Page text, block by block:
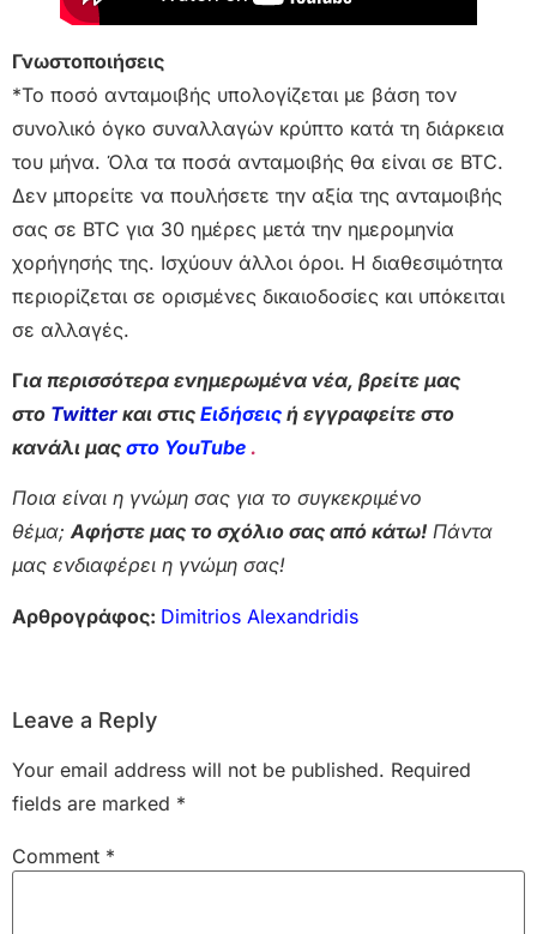
Γνωστοποιήσεις
*Το ποσό ανταμοιβής υπολογίζεται με βάση τον
συνολικό όγκο συναλλαγών κρύπτο κατά τη διάρκεια
του μήνα. Όλα τα ποσά ανταμοιβής θα είναι σε BTC.
Δεν μπορείτε να πουλήσετε την αξία της ανταμοιβής
σας σε BTC για 30 ημέρες μετά την ημερομηνία
χορήγησής της. Ισχύουν άλλοι όροι. Η διαθεσιμότητα
περιορίζεται σε ορισμένες δικαιοδοσίες και υπόκειται
σε αλλαγές.
Για περισσότερα ενημερωμένα νέα, βρείτε μας
στο Twitter και στις Ειδήσεις ή εγγραφείτε στο
κανάλι μας στο YouTube .
Ποια είναι η γνώμη σας για το συγκεκριμένο
θέμα;Αφήστε μας το σχόλιο σας από κάτω! Πάντα
μας ενδιαφέρει η γνώμη σας!
Αρθρογράφος: Dimitrios Alexandridis
Leave a Reply
Your email address will not be published. Required
fields are marked *
Comment *